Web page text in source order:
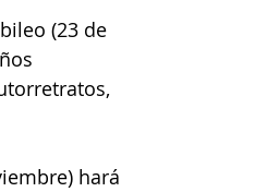
(23 de
hará